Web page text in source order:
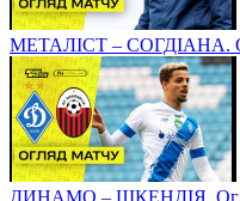
МЕТАЛІСТ – СОГДІАНА.
ДИНАМО – ШКЕНДІЯ.